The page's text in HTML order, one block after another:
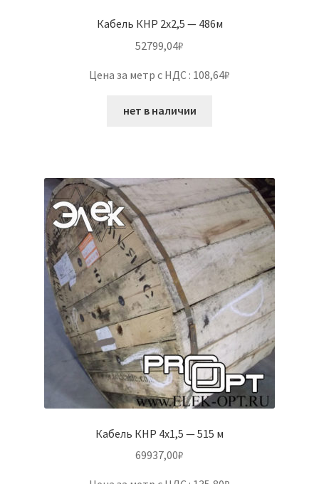
Кабель КНР 2х2,5 — 486м
52799,04₽
Цена за метр с НДС : 108,64₽
нет в наличии
Кабель КНР 4х1,5 — 515 м
69937,00₽